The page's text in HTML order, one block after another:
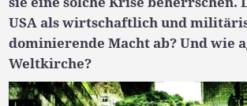
USA als wirtschaftlich und
dominierende Macht ab? Und wie
Weltkirche?